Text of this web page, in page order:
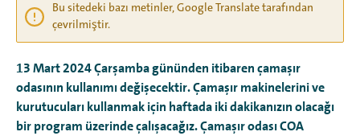
Bu sitedeki bazı metinler, Google Translate tarafından
çevrilmiştir.
13 Mart 2024 Çarşamba gününden itibaren çamaşır
odasının kullanımı değişecektir. Çamaşır makinelerini ve
kurutucuları kullanmak için haftada iki dakikanızın olacağı
bir program üzerinde çalışacağız. Çamaşır odası COA